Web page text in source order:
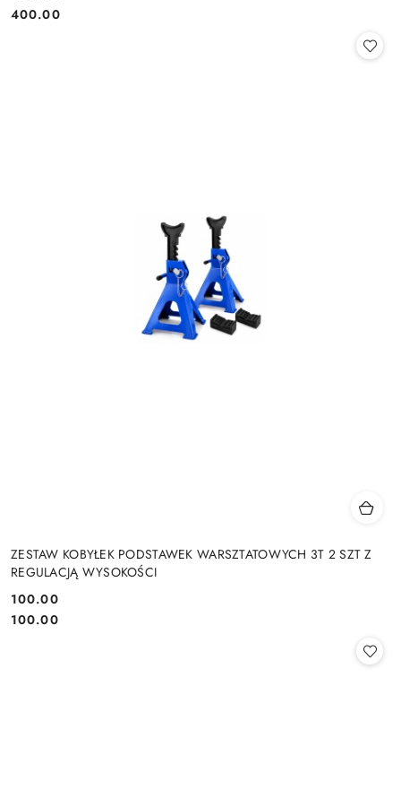
Cena:
Cena:
400.00
ZESTAW KOBYŁEK PODSTAWEK WARSZTATOWYCH 3T 2 SZT Z
REGULACJĄ WYSOKOŚCI
Cena:
100.00
Cena:
100.00